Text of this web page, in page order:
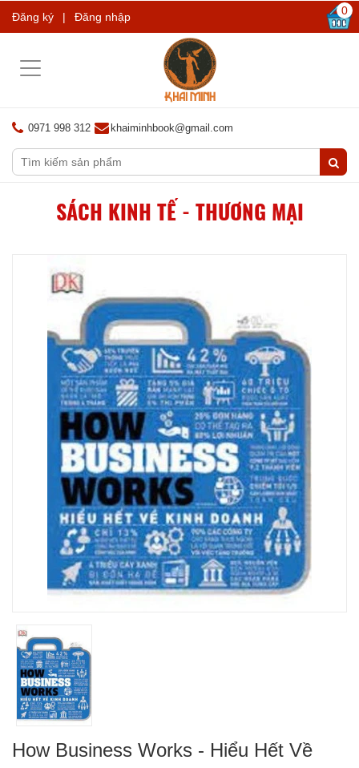
Đăng ký | Đăng nhập 0
Toggle
0971 998 312 khaiminhbook@gmail.com
SÁCH KINH TẾ - THƯƠNG MẠI
How Business Works - Hiểu Hết Về